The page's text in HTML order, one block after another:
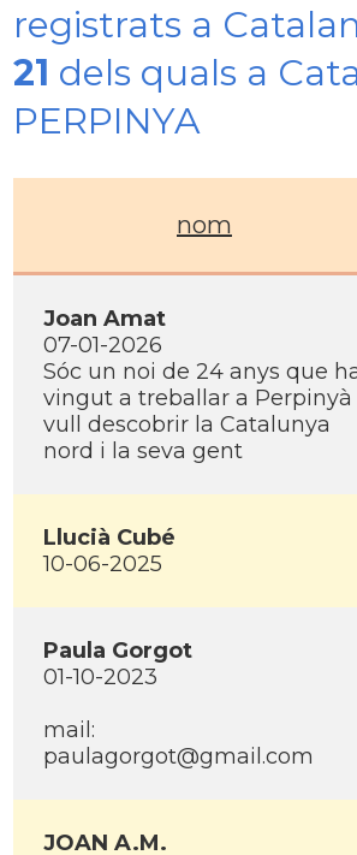
registrats a
21 dels quals a
PERPINYA
nom
Joan Amat
07-01-2026
Sóc un noi de 24 anys que
vingut a treballar a Perpinyà
vull descobrir la Catalunya
nord i la seva gent
Llucià Cubé
10-06-2025
Paula Gorgot
01-10-2023
mail:
paulagorgot@gmail.com
JOAN A.M.